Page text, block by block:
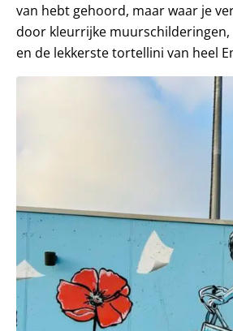
van hebt gehoord, maar waar je
door kleurrijke muurschilderingen,
en de lekkerste tortellini van heel